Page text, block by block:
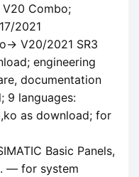
V20 Combo;
2021
> V20/2021 SR3
engineering
documentation
9 languages:
as download; for
Basic Panels,
— for system